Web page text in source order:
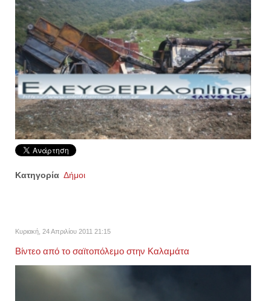
Κατηγορία Δήμοι
Κυριακή, 24 Απριλίου 2011 21:15
Βίντεο από το σαϊτοπόλεμο στην Καλαμάτα